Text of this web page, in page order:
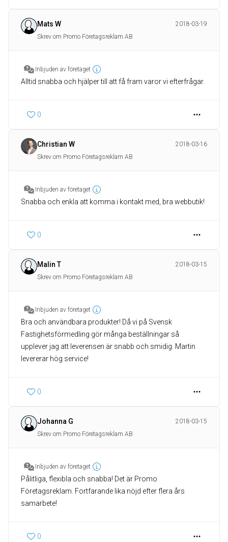
Mats W
2018-03-19
Skrev om Promo Företagsreklam AB
Inbjuden av företaget
Alltid snabba och hjälper till att få fram varor vi efterfrågar.
0
Christian W
2018-03-16
Skrev om Promo Företagsreklam AB
Inbjuden av företaget
Snabba och enkla att komma i kontakt med, bra webbutik!
0
Malin T
2018-03-15
Skrev om Promo Företagsreklam AB
Inbjuden av företaget
Bra och användbara produkter! Då vi på Svensk
Fastighetsförmedling gör många beställningar så
upplever jag att leverensen är snabb och smidig. Martin
levererar hög service!
0
Johanna G
2018-03-15
Skrev om Promo Företagsreklam AB
Inbjuden av företaget
Pålitliga, flexibla och snabba! Det är Promo
Företagsreklam. Fortfarande lika nöjd efter flera års
samarbete!
0